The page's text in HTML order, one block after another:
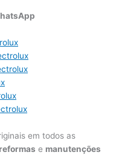
em todos as
reformas e manutenções